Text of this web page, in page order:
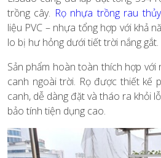
trồng cây. Rọ nhựa trồng rau
liệu PVC – nhựa tổng hợp với khả
lo bị hư hỏng dưới tiết trời nắng gắt.
Sản phẩm hoàn toàn thích hợp với
canh ngoài trời. Rọ được thiết kế
canh, dễ dàng đặt và tháo ra khỏi
bảo tính tiện dụng cao.